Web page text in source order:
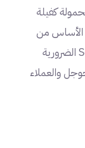
كفيلة
الأساس من
سرعة التحميل للهياكل الداخلية للـ Schema الضرورية
والعملاء